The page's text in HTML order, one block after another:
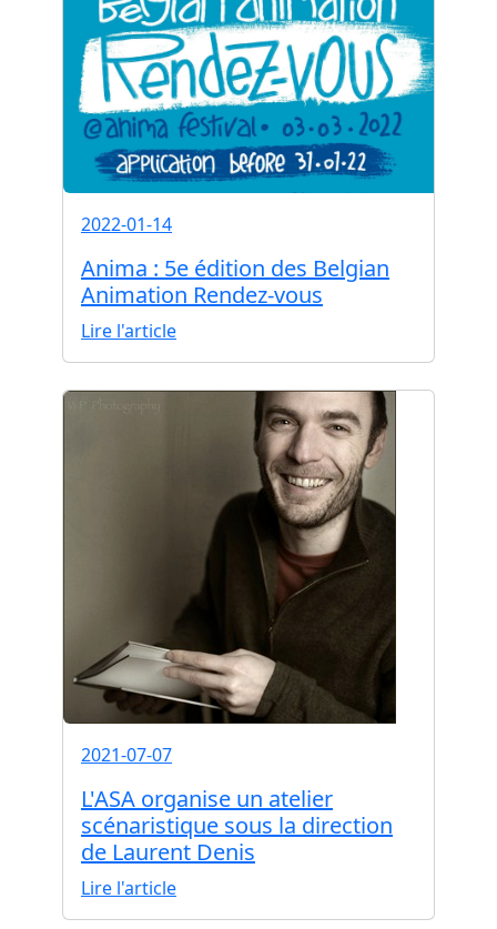
2022-01-14
Anima : 5e édition des Belgian
Animation Rendez-vous
Lire l'article
2021-07-07
L'ASA organise un atelier
scénaristique sous la direction
de Laurent Denis
Lire l'article